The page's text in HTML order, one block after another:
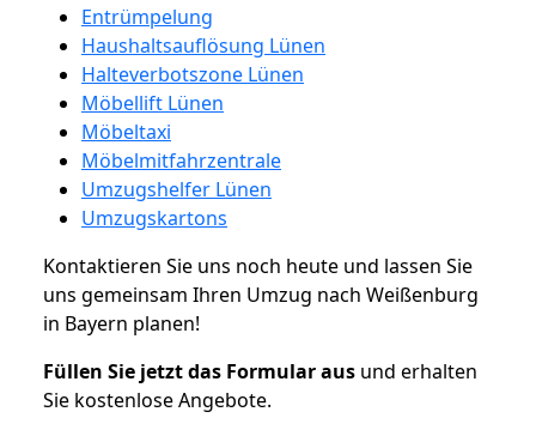
Entrümpelung
Haushaltsauflösung Lünen
Halteverbotszone Lünen
Möbellift Lünen
Möbeltaxi
Möbelmitfahrzentrale
Umzugshelfer Lünen
Umzugskartons
Kontaktieren Sie uns noch heute und lassen Sie
uns gemeinsam Ihren Umzug nach Weißenburg
in Bayern planen!
Füllen Sie jetzt das Formular aus und erhalten
Sie kostenlose Angebote.